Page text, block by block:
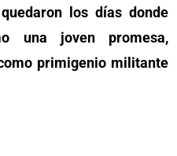
los días donde
una joven promesa,
primigenio militante